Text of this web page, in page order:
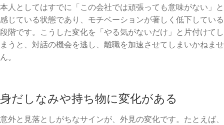
本人としてはすでに「この会社では頑張っても意味がない」と
感じている状態であり、モチベーションが著しく低下している
段階です。こうした変化を「やる気がないだけ」と片付けてし
まうと、対話の機会を逃し、離職を加速させてしまいかねませ
ん。
身だしなみや持ち物に変化がある
意外と見落としがちなサインが、外見の変化です。たとえば、